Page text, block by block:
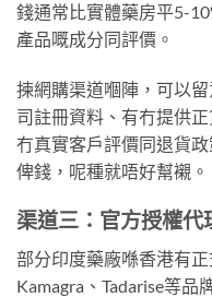
錢通常比實體藥房平5-
產品嘅成分同評價。
揀網購渠道嗰陣，可以
司註冊資料、有冇提供
冇真實客戶評價同退貨
俾錢，呢種就唔好幫襯。
渠道三：官方授權代
部分印度藥廠喺香港有正
Kamagra、Tadarise等